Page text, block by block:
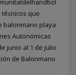
que
balonmano playa
Autonómicas
junio al 1 de julio
de Balonmano